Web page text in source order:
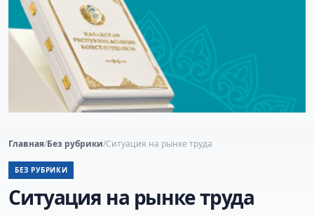
Главная/Без рубрики/Ситуация на рынке труда
БЕЗ РУБРИКИ
Ситуация на рынке труда